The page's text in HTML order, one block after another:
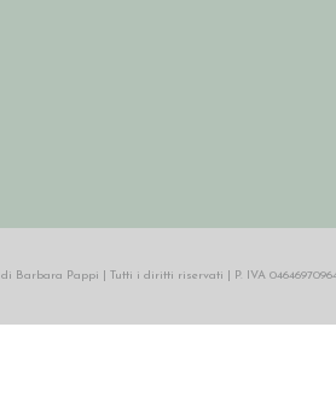
Barbara Pappi | Tutti i diritti riservati | P. IVA 04646970964